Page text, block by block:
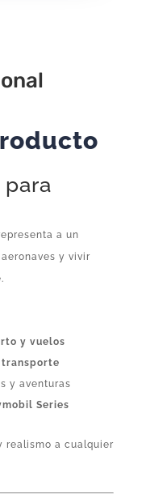
a un
y vivir
y vuelos
y aventuras
Series
realismo a cualquier